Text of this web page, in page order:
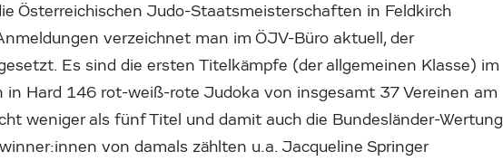
Österreichischen Judo-Staatsmeisterschaften in Feldkirch
verzeichnet man im ÖJV-Büro aktuell, der
Es sind die ersten Titelkämpfe (der allgemeinen Klasse) im
in Hard 146 rot-weiß-rote Judoka von insgesamt 37 Vereinen am
weniger als fünf Titel und damit auch die Bundesländer-Wertung
von damals zählten u.a. Jacqueline Springer